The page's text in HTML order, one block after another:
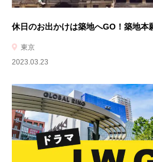
休日のお出かけは築地へGO！築地本
東京
2023.03.23